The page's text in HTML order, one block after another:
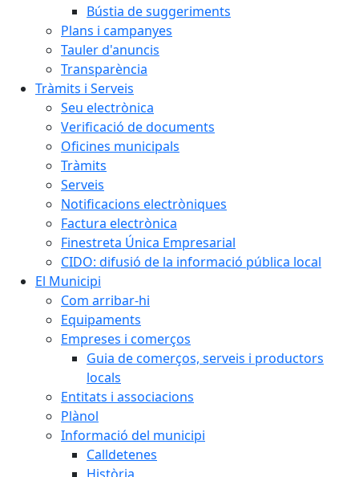
Bústia de suggeriments
Plans i campanyes
Tauler d'anuncis
Transparència
Tràmits i Serveis
Seu electrònica
Verificació de documents
Oficines municipals
Tràmits
Serveis
Notificacions electròniques
Factura electrònica
Finestreta Única Empresarial
CIDO: difusió de la informació pública local
El Municipi
Com arribar-hi
Equipaments
Empreses i comerços
Guia de comerços, serveis i productors
locals
Entitats i associacions
Plànol
Informació del municipi
Calldetenes